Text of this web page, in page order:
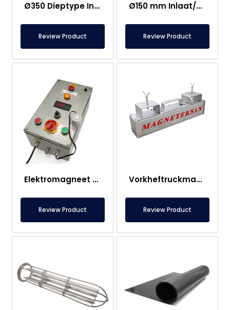
Ø350 Dieptype Inlaat en Uitlaat Neodymium Magnetisch Rooster
Review Product
Ø150 mm Inlaat/Uitlaat Ferriet Magnetische Ladescheider – Volledig Roestvrij Staal
Review Product
Elektromagneet Paneel
Review Product
Vorkheftruckmagneet – Volledig RVS – 10 cm Effectieve Afstand – Eenvoudige Ontgrendeling met Handgreep
Review Product